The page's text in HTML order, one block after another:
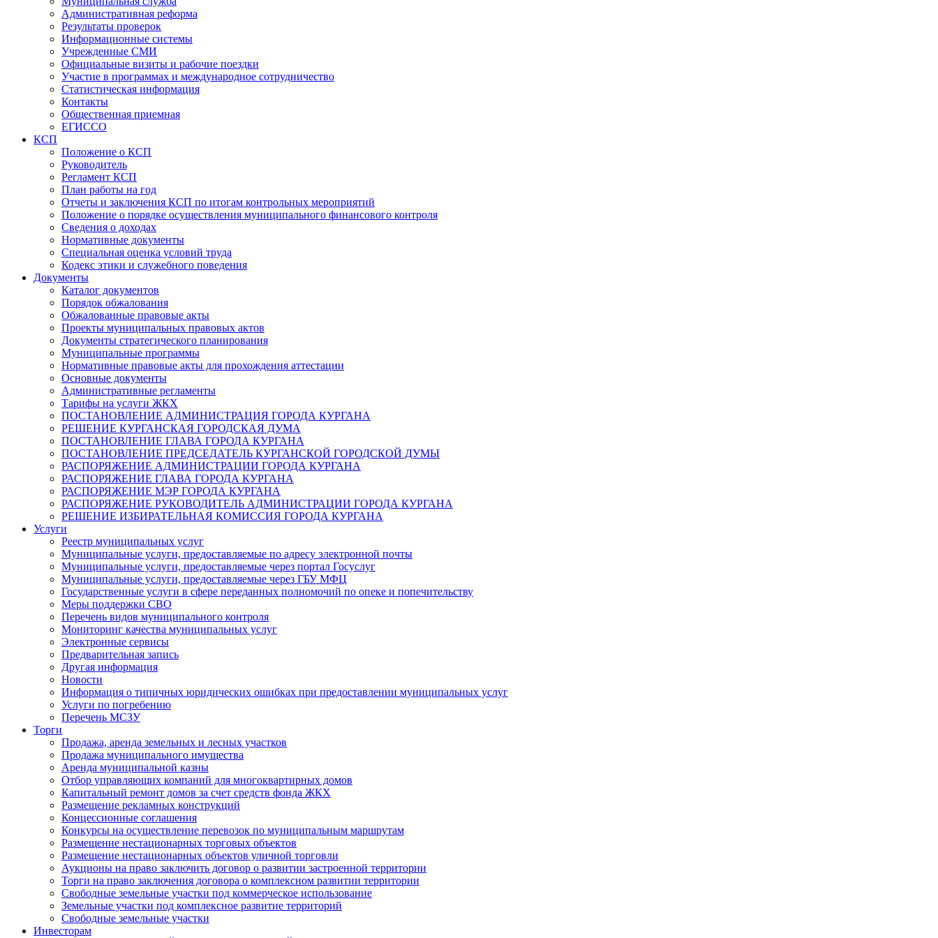
Административная реформа
Результаты проверок
Информационные системы
Учрежденные СМИ
Официальные визиты и рабочие поездки
Участие в программах и международное сотрудничество
Статистическая информация
Контакты
Общественная приемная
ЕГИССО
КСП
Положение о КСП
Руководитель
Регламент КСП
План работы на год
Отчеты и заключения КСП по итогам контрольных мероприятий
Положение о порядке осуществления муниципального финансового контроля
Сведения о доходах
Нормативные документы
Специальная оценка условий труда
Кодекс этики и служебного поведения
Документы
Каталог документов
Порядок обжалования
Обжалованные правовые акты
Проекты муниципальных правовых актов
Документы стратегического планирования
Муниципальные программы
Нормативные правовые акты для прохождения аттестации
Основные документы
Административные регламенты
Тарифы на услуги ЖКХ
ПОСТАНОВЛЕНИЕ АДМИНИСТРАЦИЯ ГОРОДА КУРГАНА
РЕШЕНИЕ КУРГАНСКАЯ ГОРОДСКАЯ ДУМА
ПОСТАНОВЛЕНИЕ ГЛАВА ГОРОДА КУРГАНА
ПОСТАНОВЛЕНИЕ ПРЕДСЕДАТЕЛЬ КУРГАНСКОЙ ГОРОДСКОЙ ДУМЫ
РАСПОРЯЖЕНИЕ АДМИНИСТРАЦИИ ГОРОДА КУРГАНА
РАСПОРЯЖЕНИЕ ГЛАВА ГОРОДА КУРГАНА
РАСПОРЯЖЕНИЕ МЭР ГОРОДА КУРГАНА
РАСПОРЯЖЕНИЕ РУКОВОДИТЕЛЬ АДМИНИСТРАЦИИ ГОРОДА КУРГАНА
РЕШЕНИЕ ИЗБИРАТЕЛЬНАЯ КОМИССИЯ ГОРОДА КУРГАНА
Услуги
Реестр муниципальных услуг
Муниципальные услуги, предоставляемые по адресу электронной почты
Муниципальные услуги, предоставляемые через портал Госуслуг
Муниципальные услуги, предоставляемые через ГБУ МФЦ
Государственные услуги в сфере переданных полномочий по опеке и попечительству
Меры поддержки СВО
Перечень видов муниципального контроля
Мониторинг качества муниципальных услуг
Электронные сервисы
Предварительная запись
Другая информация
Новости
Информация о типичных юридических ошибках при предоставлении муниципальных услуг
Услуги по погребению
Перечень МСЗУ
Торги
Продажа, аренда земельных и лесных участков
Продажа муниципального имущества
Аренда муниципальной казны
Отбор управляющих компаний для многоквартирных домов
Капитальный ремонт домов за счет средств фонда ЖКХ
Размещение рекламных конструкций
Концессионные соглашения
Конкурсы на осуществление перевозок по муниципальным маршрутам
Размещение нестационарных торговых объектов
Размещение нестационарных объектов уличной торговли
Аукционы на право заключить договор о развитии застроенной территории
Торги на право заключения договора о комплексном развитии территории
Свободные земельные участки под коммерческое использование
Земельные участки под комплексное развитие территорий
Свободные земельные участки
Инвесторам